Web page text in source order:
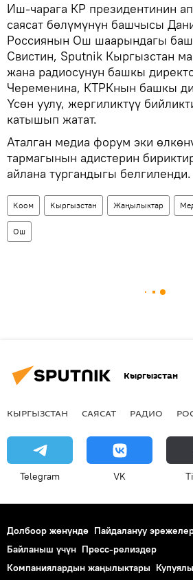
Иш-чарага КР президентинин
саясат бөлүмүнүн башчысы
Россиянын Ош шаарындагы
Свистин, Sputnik Кыргызстан
жана радиосунун башкы
Череменина, КТРКнын башкы
Үсөн уулу, жергиликтүү
катышып жатат.
Аталган медиа форум эки
тармагынын адистерин
айлана тургандыгы белгиленди.
Коом Кыргызстан Жаңылыктар
Ош
Кыргызстан
КЫРГЫЗСТАН САЯСАТ РАДИО
Telegram VK
Долбоор жөнүндө Пайдалануу
Байланыш үчүн Пресс-релиздер
Компаниялардын жаңылыктары